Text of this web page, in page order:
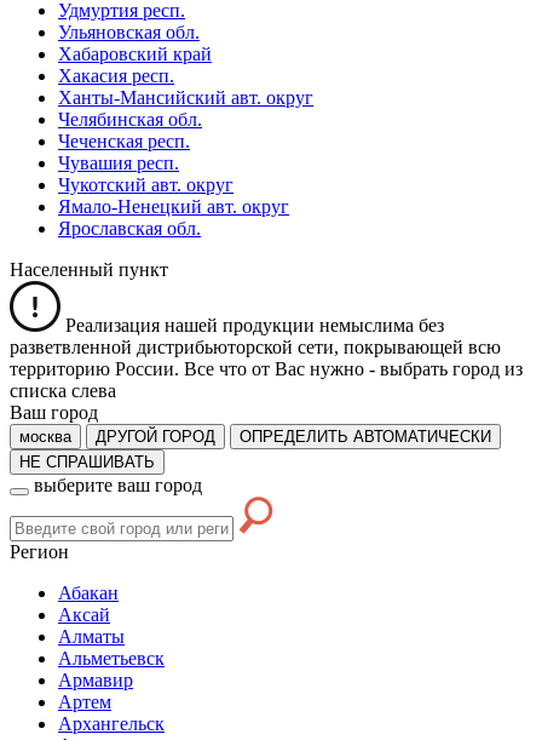
Удмуртия респ.
Ульяновская обл.
Хабаровский край
Хакасия респ.
Ханты-Мансийский авт. округ
Челябинская обл.
Чеченская респ.
Чувашия респ.
Чукотский авт. округ
Ямало-Ненецкий авт. округ
Ярославская обл.
Населенный пункт
Реализация нашей продукции немыслима без
разветвленной дистрибьюторской сети, покрывающей всю
территорию России. Все что от Вас нужно - выбрать город из
списка слева
Ваш город
москва ДРУГОЙ ГОРОД
ОПРЕДЕЛИТЬ АВТОМАТИЧЕСКИ
НЕ СПРАШИВАТЬ
выберите ваш город
Регион
Абакан
Аксай
Алматы
Альметьевск
Армавир
Артем
Архангельск